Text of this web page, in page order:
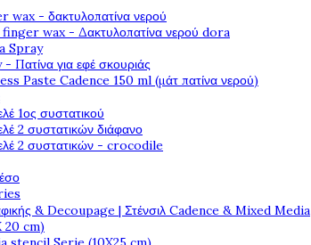
wax - δακτυλοπατίνα νερού
wax - Δακτυλοπατίνα νερού dora
Spray
Πατίνα για εφέ σκουριάς
Paste Cadence 150 ml (μάτ πατίνα νερού)
1ος συστατικού
2 συστατικών διάφανο
2 συστατικών - crocodile
& Decoupage | Στένσιλ Cadence & Mixed Media
20 cm)